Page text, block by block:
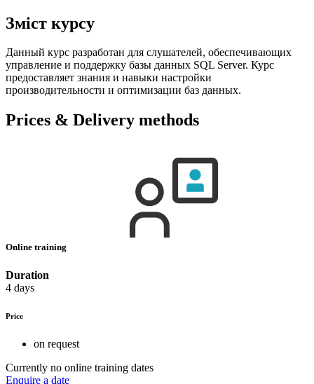
Зміст курсу
Данный курс разработан для слушателей, обеспечивающих
управление и поддержку базы данных SQL Server. Курс
предоставляет знания и навыки настройки
производительности и оптимизации баз данных.
Prices & Delivery methods
Online training
Duration
4 days
Price
on request
Currently no online training dates
Enquire a date